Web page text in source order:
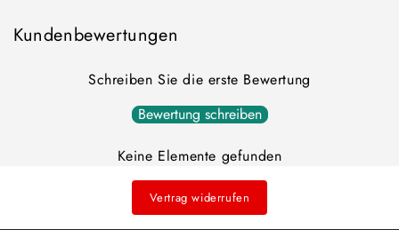
Kundenbewertungen
Schreiben Sie die erste Bewertung
Bewertung schreiben
Keine Elemente gefunden
Vertrag widerrufen